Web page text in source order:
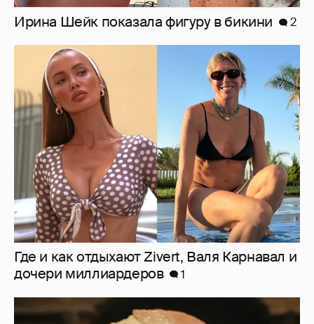
Где и как отдыхают Zivert, Валя Карнавал и
дочери миллиардеров